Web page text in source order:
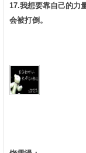
17.我想要靠自己的力
会被打倒。